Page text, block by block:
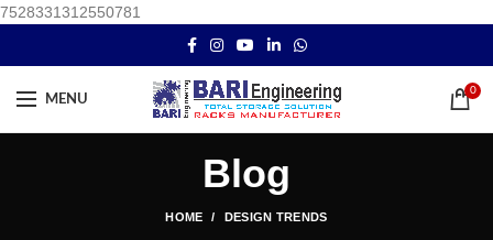
7528331312550781
MENU
0
Blog
HOME DESIGN TRENDS